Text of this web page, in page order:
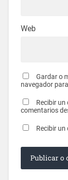
Web
Gardar o
navegador
Recibir
comentarios
Recibir